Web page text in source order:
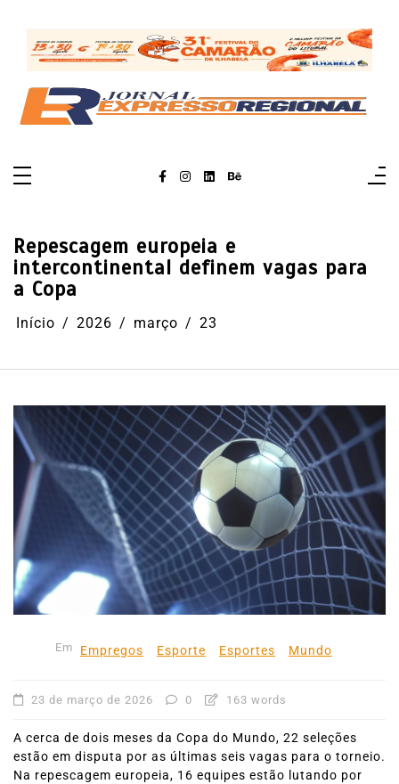
conteúdo
Repescagem europeia e
intercontinental definem vagas para
a Copa
Início 2026 março 23
Em Empregos Esporte Esportes Mundo
23 de março de 2026 0 163 words
A cerca de dois meses da Copa do Mundo, 22 seleções
estão em disputa por as últimas seis vagas para o torneio.
Na repescagem europeia, 16 equipes estão lutando por